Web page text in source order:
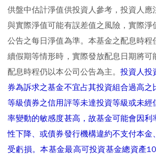
供盤中估計淨值供投資人參考，投資人應
與實際淨值可能有誤差值之風險，實際淨
公告之每日淨值為準。本基金之配息時程
續假期等情形時，實際發放配息日期將可
配息時程仍以本公司公告為主。投資人投
券為訴求之基金不宜占其投資組合過高之
等級債券之信用評等未達投資等級或未經
率變動的敏感度甚高，故基金可能會因利
性下降、或債券發行機構違約不支付本金
受虧損。本基金最高可投資基金總資產